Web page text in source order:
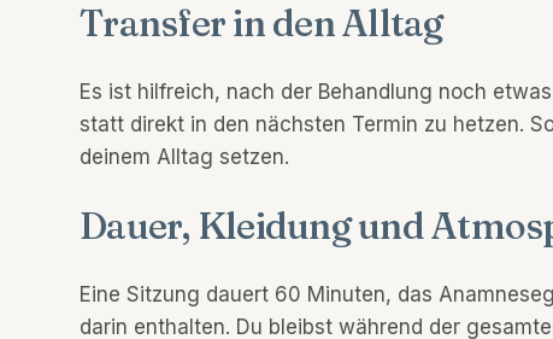
Transfer in den Alltag
Es ist hilfreich, nach der Behandlung noch
statt direkt in den nächsten Termin zu hetzen.
deinem Alltag setzen.
Dauer, Kleidung und
Eine Sitzung dauert 60 Minuten, das
darin enthalten. Du bleibst während der